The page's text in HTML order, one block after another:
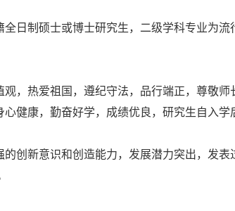
日制硕士或博士研究生，二级学科专业为
，热爱祖国，遵纪守法，品行端正，尊敬师
健康，勤奋好学，成绩优良，研究生自入
创新意识和创造能力，发展潜力突出，发